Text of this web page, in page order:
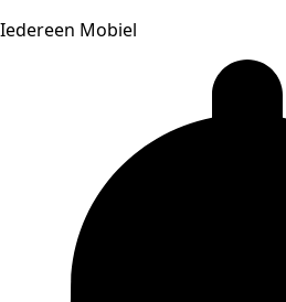
Iedereen Mobiel